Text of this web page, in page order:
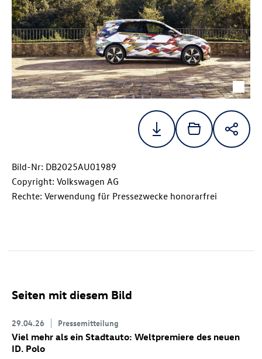
Bild-Nr: DB2025AU01989
Copyright: Volkswagen AG
Rechte: Verwendung für Pressezwecke honorarfrei
Seiten mit diesem Bild
29.04.26 Pressemitteilung
Viel mehr als ein Stadtauto: Weltpremiere des neuen
ID. Polo